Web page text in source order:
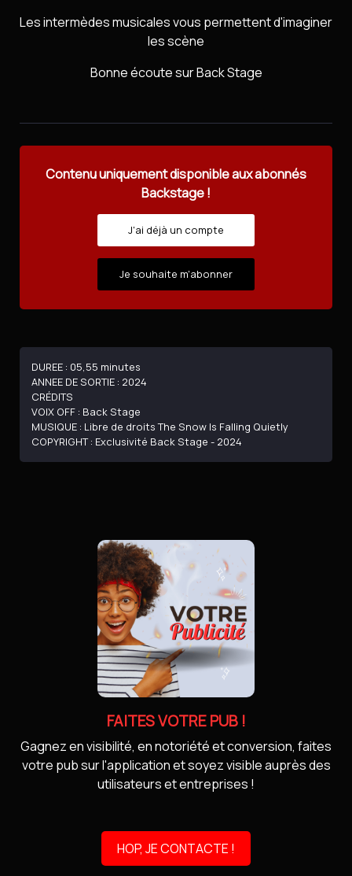
Les intermèdes musicales vous permettent d'imaginer
les scène
Bonne écoute sur Back Stage
Contenu uniquement disponible aux abonnés
Backstage !
J'ai déjà un compte
Je souhaite m'abonner
DUREE : 05,55 minutes
ANNEE DE SORTIE : 2024
CRÉDITS
VOIX OFF : Back Stage
MUSIQUE : Libre de droits The Snow Is Falling Quietly
COPYRIGHT : Exclusivité Back Stage - 2024
FAITES VOTRE PUB !
Gagnez en visibilité, en notoriété et conversion, faites
votre pub sur l'application et soyez visible auprès des
utilisateurs et entreprises !
HOP, JE CONTACTE !